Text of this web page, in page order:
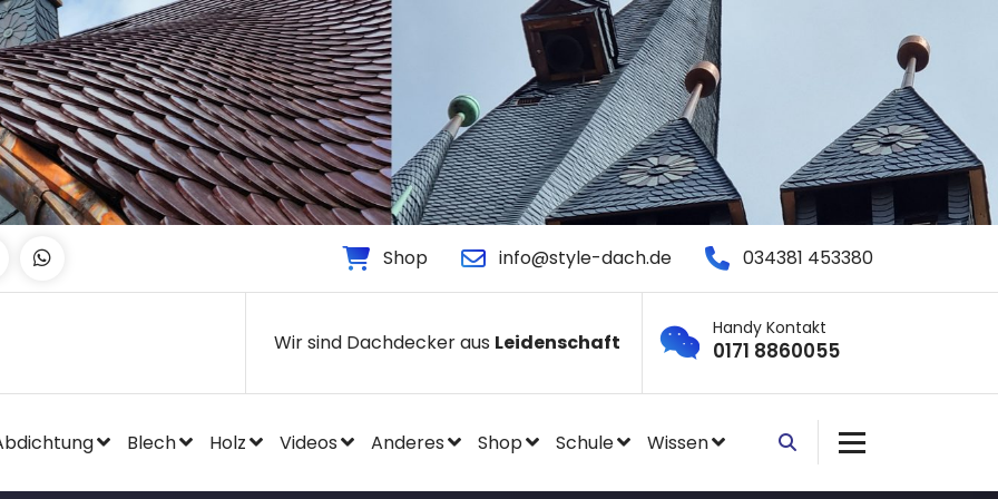
Shop info@style-dach.de 034381 453380
Wir sind Dachdecker aus Leidenschaft
Handy Kontakt
0171 8860055
Blech Holz Videos Anderes Shop Schule Wissen